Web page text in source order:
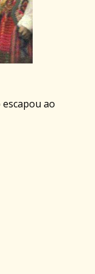
ao